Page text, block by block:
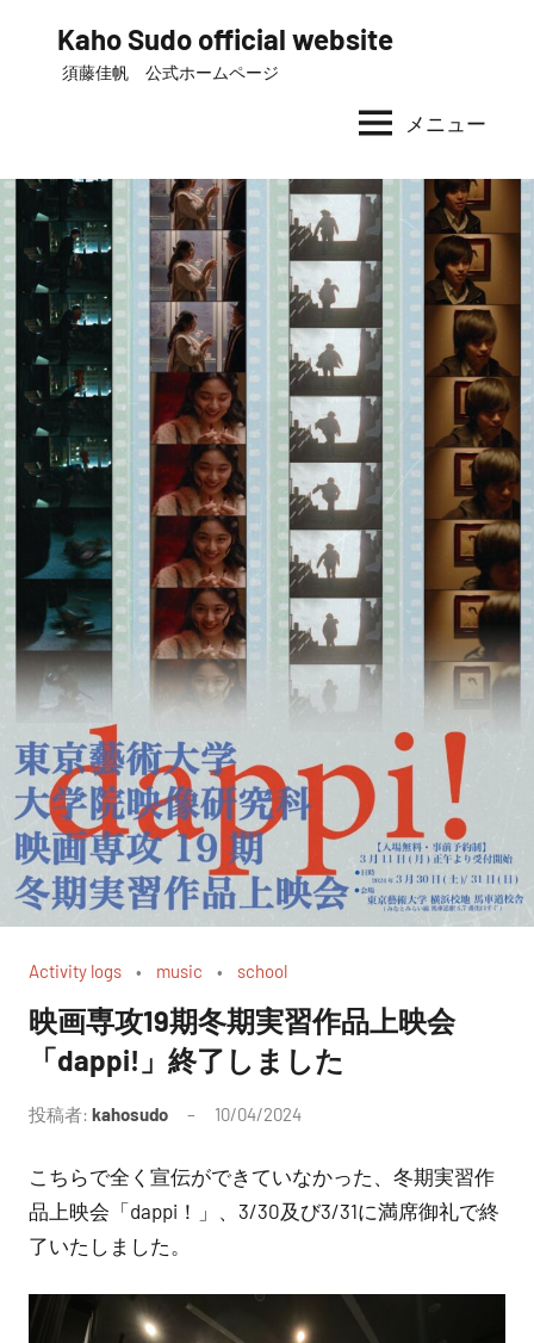
へ
ス
キ
ッ
プ
Kaho Sudo official website
須藤佳帆 公式ホームページ
メニュー
Activity logs music school
映画専攻19期冬期実習作品上映会
「dappi!」終了しました
投稿者: kahosudo 10/04/2024
ン
ト
り
ま
こちらで全く宣伝ができていなかった、冬期実習作
品上映会「dappi！」、3/30及び3/31に満席御礼で終
了いたしました。